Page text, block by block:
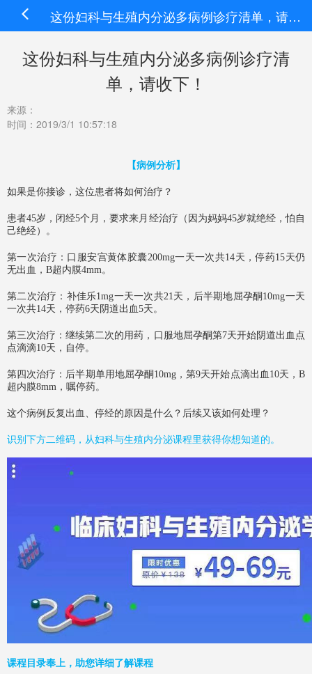
这份妇科与生殖内分泌多病例诊疗清单，请收下！
这份妇科与生殖内分泌多病例诊疗清
单，请收下！
来源：
时间：2019/3/1 10:57:18
【病例分析】
如果是你接诊，这位患者将如何治疗？
患者45岁，闭经5个月，要求来月经治疗（因为妈妈45岁就绝经，怕自
己绝经）。
第一次治疗：口服安宫黄体胶囊200mg一天一次共14天，停药15天仍
无出血，B超内膜4mm。
第二次治疗：补佳乐1mg一天一次共21天，后半期地屈孕酮10mg一天
一次共14天，停药6天阴道出血5天。
第三次治疗：继续第二次的用药，口服地屈孕酮第7天开始阴道出血点
点滴滴10天，自停。
第四次治疗：后半期单用地屈孕酮10mg，第9天开始点滴出血10天，B
超内膜8mm，嘱停药。
这个病例反复出血、停经的原因是什么？后续又该如何处理？
识别下方二维码，从妇科与生殖内分泌课程里获得你想知道的。
课程目录奉上，助您详细了解课程